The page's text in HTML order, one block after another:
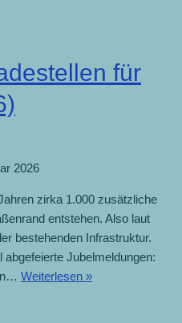
für
2026
zirka 1.000 zusätzliche
entstehen. Also laut
bestehenden Infrastruktur.
Jubelmeldungen:
Weiterlesen »